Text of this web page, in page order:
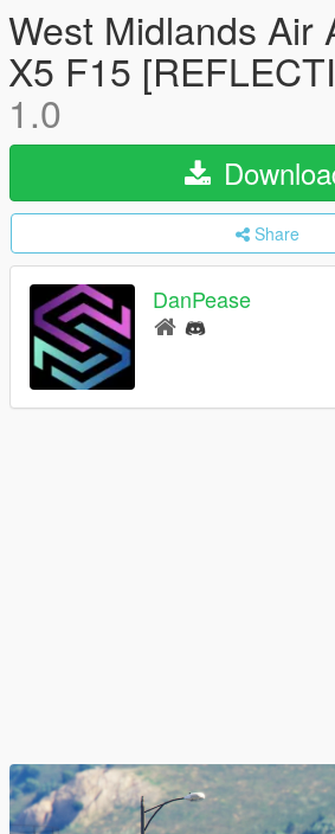
West Midlands Air
X5 F15
1.0
Share
DanPease